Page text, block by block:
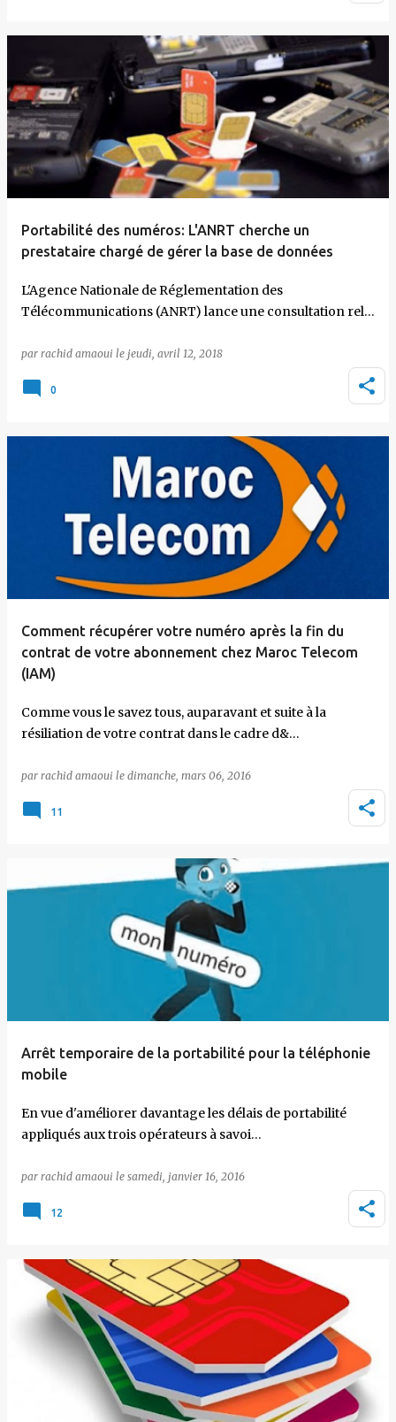
Portabilité des numéros: L'ANRT cherche un
prestataire chargé de gérer la base de données
L'Agence Nationale de Réglementation des
Télécommunications (ANRT) lance une consultation rel…
par rachid amaoui le jeudi, avril 12, 2018
0
Comment récupérer votre numéro après la fin du
contrat de votre abonnement chez Maroc Telecom
(IAM)
Comme vous le savez tous, auparavant et suite à la
résiliation de votre contrat dans le cadre d&…
par rachid amaoui le dimanche, mars 06, 2016
11
Arrêt temporaire de la portabilité pour la téléphonie
mobile
En vue d'améliorer davantage les délais de portabilité
appliqués aux trois opérateurs à savoi…
par rachid amaoui le samedi, janvier 16, 2016
12